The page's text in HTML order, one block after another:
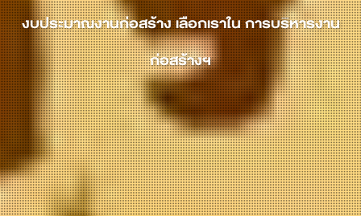
งบประมาณงานก่อสร้าง เลือกเราใน การบริหารงาน
ก่อสร้างฯ